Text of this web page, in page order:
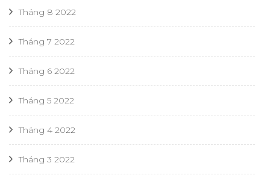
Tháng 8 2022
Tháng 7 2022
Tháng 6 2022
Tháng 5 2022
Tháng 4 2022
Tháng 3 2022